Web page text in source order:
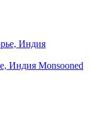
Индия Monsooned